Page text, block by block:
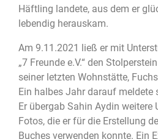
Häftling landete, aus dem er
lebendig herauskam.
Am 9.11.2021 ließ er mit
„7 Freunde e.V.“ den
seiner letzten Wohnstätte,
Ein halbes Jahr darauf meldete
Er übergab Sahin Aydin weitere
Fotos, die er für die Erstellung
Buches verwenden konnte. Ein